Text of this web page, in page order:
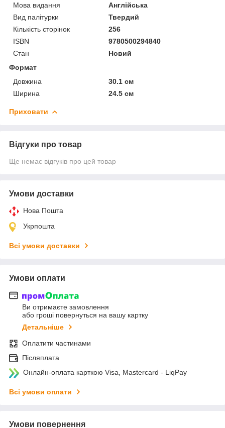
Мова видання
Англійська
Вид палітурки
Твердий
Кількість сторінок
256
ISBN
9780500294840
Стан
Новий
Формат
Довжина
30.1 см
Ширина
24.5 см
Приховати
Відгуки про товар
Ще немає відгуків про цей товар
Умови доставки
Нова Пошта
Укрпошта
Всі умови доставки
Умови оплати
Ви отримаєте замовлення
або гроші повернуться на вашу картку
Детальніше
Оплатити частинами
Післяплата
Онлайн-оплата карткою Visa, Mastercard - LiqPay
Всі умови оплати
Умови повернення